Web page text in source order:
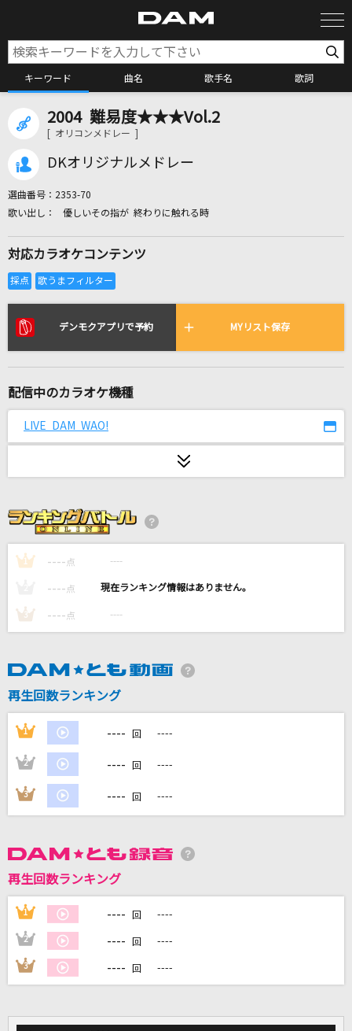
キーワード 曲名 歌手名 歌詞
カラオケ検索
リアルタイムで歌われている曲の一覧
シンデレラボーイ
[生音]恋人ごっこ
シルエット
KANA-BOON
杏子
音田雅則
[生音]ブルーアンバー
back number
[生音]僕のこと
Mrs. GREEN APPLE
[Alexandros]メドレー
[生音]東京
B'z
2004 難易度★★★Vol.2
[ オリコンメドレー ]
DKオリジナルメドレー
選曲番号： 2353-70
優しいその指が 終わりに触れる時
対応カラオケコンテンツ
デンモクアプリで予約 MYリスト保存
配信中のカラオケ機種
LIVE DAM WAO!
1 ---- 点 ----
---- 点 ----
3 ---- 点 ----
再生回数ランキング
1 ---- 回 ----
2 ---- 回 ----
3 ---- 回 ----
再生回数ランキング
1 ---- 回 ----
2 ---- 回 ----
3 ---- 回 ----